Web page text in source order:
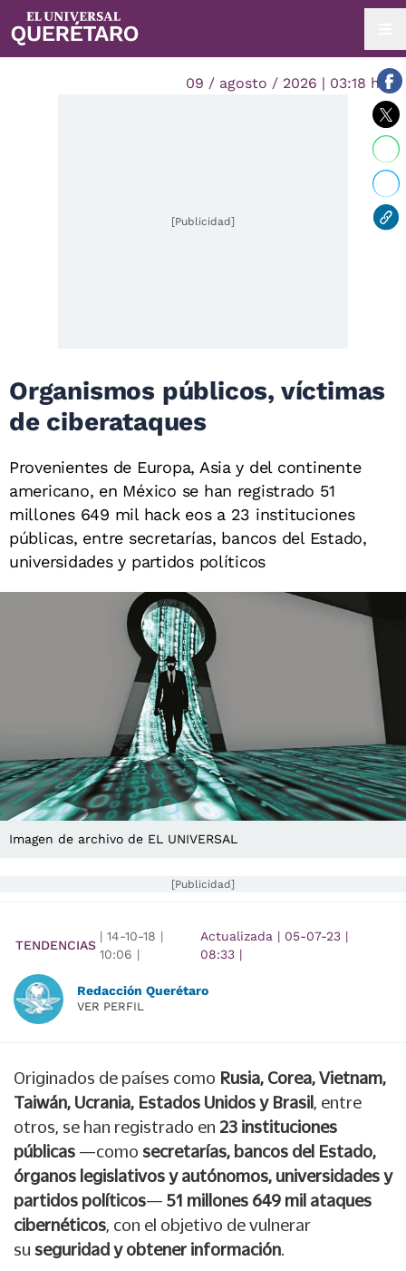
09 / agosto / 2026 | 03:18 hrs.
[Publicidad]
Organismos públicos, víctimas
de ciberataques
Provenientes de Europa, Asia y del continente
americano, en México se han registrado 51
millones 649 mil hack eos a 23 instituciones
públicas, entre secretarías, bancos del Estado,
universidades y partidos políticos
Imagen de archivo de EL UNIVERSAL
[Publicidad]
TENDENCIAS
| 14-10-18 |
10:06 |
Actualizada | 05-07-23 |
08:33|
Redacción Querétaro
VER PERFIL
Originados de países como Rusia, Corea, Vietnam,
Taiwán, Ucrania, Estados Unidos y Brasil , entre
otros, se han registrado en 23 instituciones
públicas —como secretarías, bancos del Estado,
órganos legislativos y autónomos, universidades y
partidos políticos— 51 millones 649 mil ataques
cibernéticos, con el objetivo de vulnerar
su seguridad y obtener información.